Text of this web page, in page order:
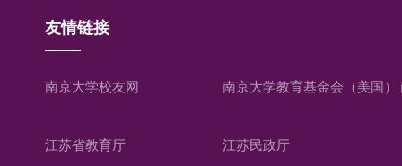
友情链接
南京大学校友网 南京大学教育基金会（美国）
江苏省教育厅 江苏民政厅